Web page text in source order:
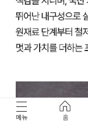
메뉴 홈